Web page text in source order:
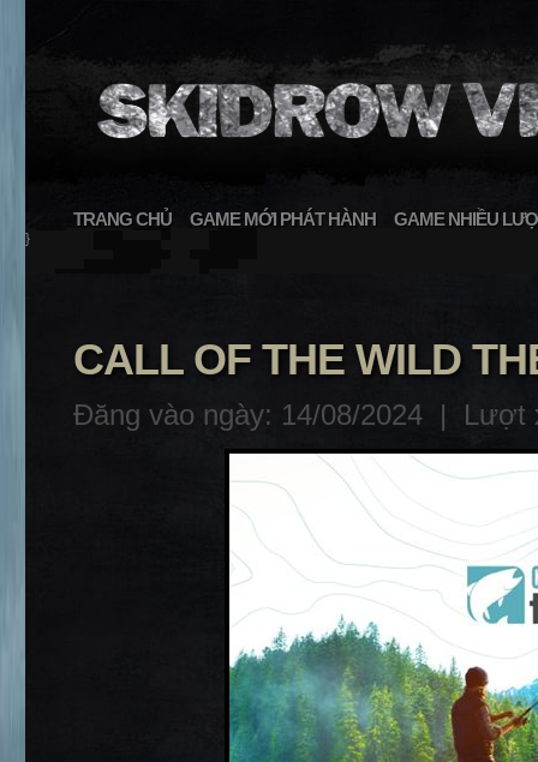
TRANG CHỦ GAME MỚI PHÁT HÀNH GAME NHIỀU
}
CALL OF THE WILD
Đăng vào ngày: 14/08/2024 | Lượt